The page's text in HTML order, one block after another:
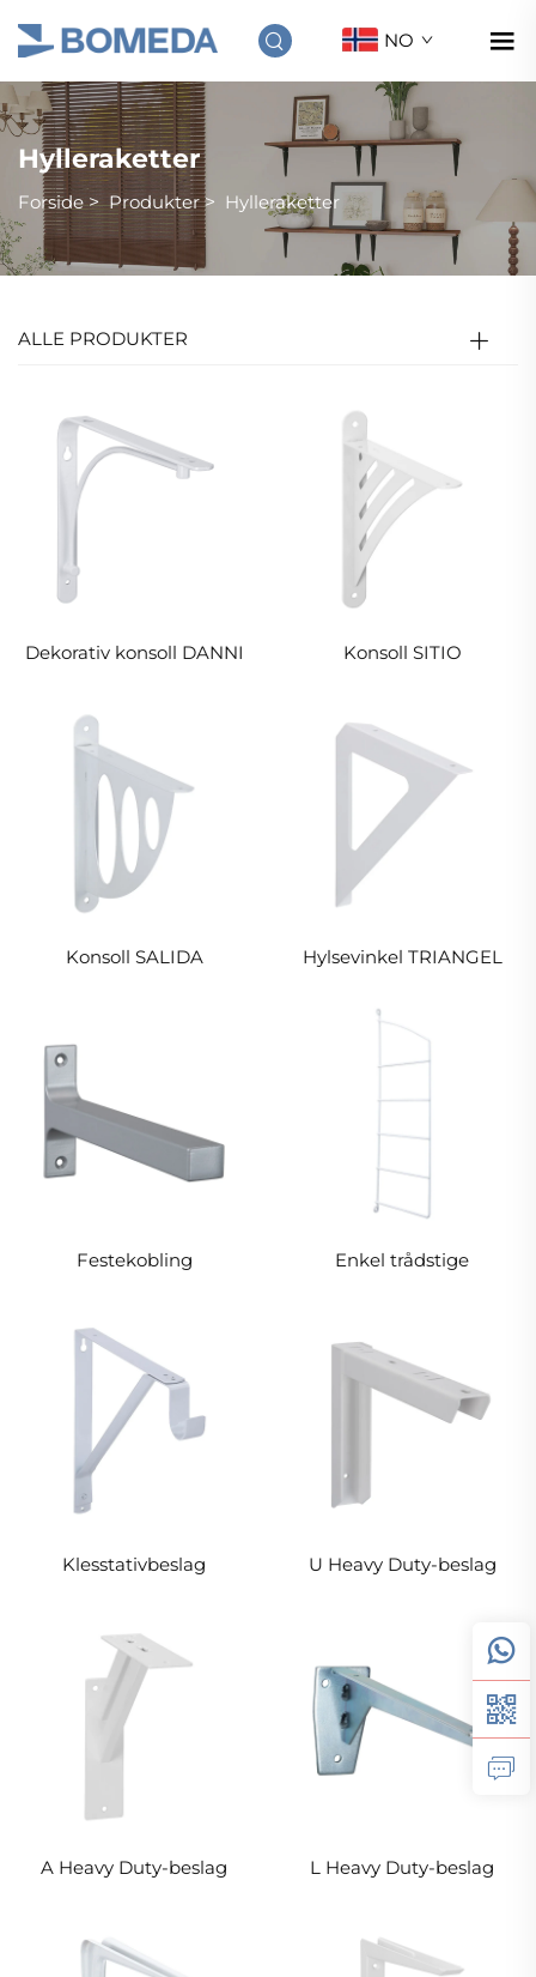
NO
Hylleraketter
Forside>Produkter> Hylleraketter
ALLE PRODUKTER
Dekorativ konsoll DANNI Konsoll SITIO
Konsoll SALIDA Hylsevinkel TRIANGEL
Festekobling Enkel trådstige
Klesstativbeslag U Heavy Duty-beslag
A Heavy Duty-beslag L Heavy Duty-beslag